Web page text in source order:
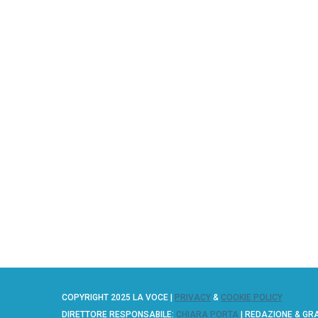
COPYRIGHT 2025 LA VOCE | PRIVACY & COOKIE POLICY
DIRETTORE RESPONSABILE: CHIARA PORTA | REDAZIONE &